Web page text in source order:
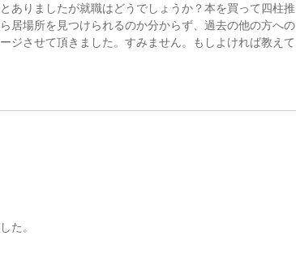
ありましたが就職はどうでしょうか？本を買って四柱推
居場所を見つけられるのか分からず、過去の他の方への
ジさせて頂きました。すみません。もしよければ教えて
た。